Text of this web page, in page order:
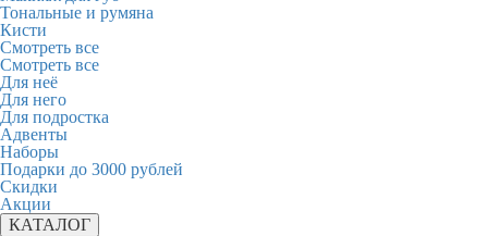
Тональные и румяна
Кисти
Смотреть все
Смотреть все
Для неё
Для него
Для подростка
Адвенты
Наборы
Подарки до 3000 рублей
Скидки
Акции
КАТАЛОГ